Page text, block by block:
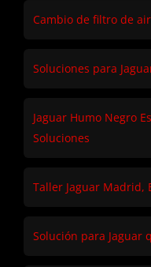
Cambio de filtro de
Soluciones para
Jaguar Humo Negro
Soluciones
Taller Jaguar Madrid,
Solución para Jaguar